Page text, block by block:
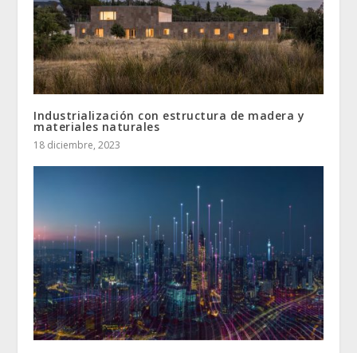
Industrialización con estructura de madera y
materiales naturales
18 diciembre, 2023